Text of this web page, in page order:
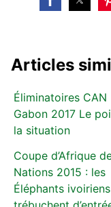
Articles
Éliminatoires CAN
Gabon 2017 Le
la situation
Coupe d’Afrique
Nations 2015 : les
Éléphants ivoiriens